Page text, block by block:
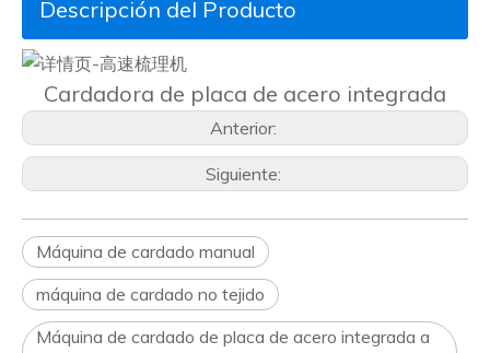
Descripción del Producto
Cardadora de placa de acero integrada
Anterior:
Siguiente:
Máquina de cardado manual
máquina de cardado no tejido
Máquina de cardado de placa de acero integrada a